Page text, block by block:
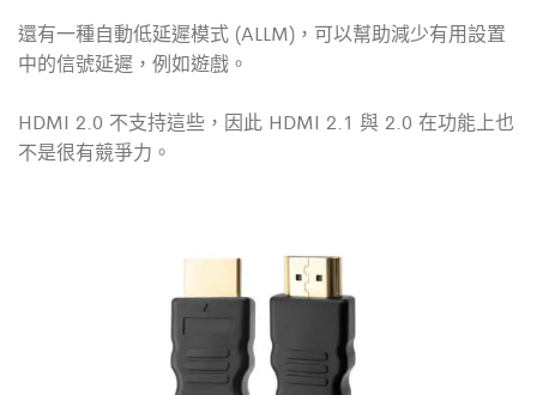
還有一種自動低延遲模式 (ALLM)，可以幫助減少有用設置
中的信號延遲，例如遊戲。
HDMI 2.0 不支持這些，因此 HDMI 2.1 與 2.0 在功能上也
不是很有競爭力。